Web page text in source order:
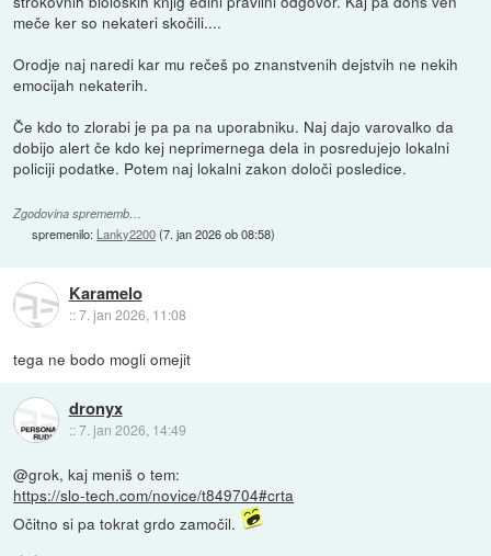
meče ker so nekateri skočili....
Orodje naj naredi kar mu rečeš po znanstvenih dejstvih ne nekih
emocijah nekaterih.
Če kdo to zlorabi je pa pa na uporabniku. Naj dajo varovalko da
dobijo alert če kdo kej neprimernega dela in posredujejo lokalni
policiji podatke. Potem naj lokalni zakon določi posledice.
Zgodovina sprememb…
spremenilo: Lanky2200(7. jan 2026 ob 08:58)
Karamelo
::7. jan 2026, 11:08
tega ne bodo mogli omejit
dronyx
::7. jan 2026, 14:49
@grok, kaj meniš o tem:
https://slo-tech.com/novice/t849704#crta
Očitno si pa tokrat grdo zamočil.